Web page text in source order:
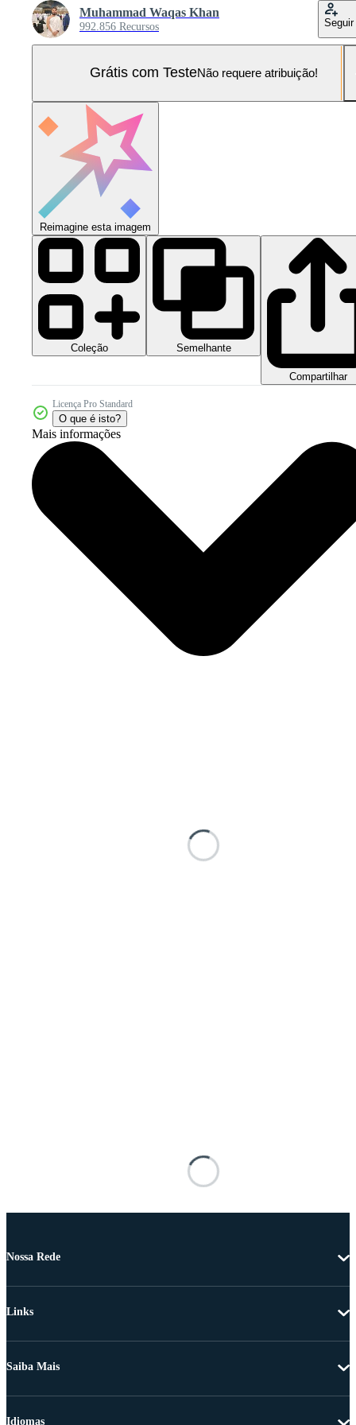
Muhammad Waqas Khan
992.856 Recursos Seguir
Grátis com TesteNão requere atribuição!
Reimagine esta imagem
Coleção Semelhante
Compartilhar
Licença Pro Standard
O que é isto?
Mais informações
Nossa Rede
Links
Saiba Mais
Idiomas